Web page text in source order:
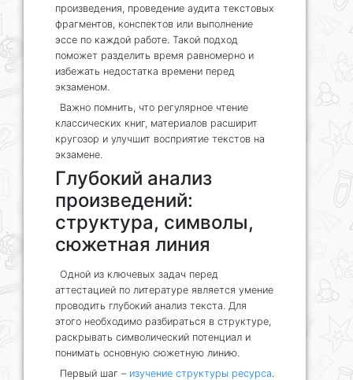
произведения, проведение аудита текстовых
фрагментов, конспектов или выполнение
эссе по каждой работе. Такой подход
поможет разделить время равномерно и
избежать недостатка времени перед
экзаменом.
Важно помнить, что регулярное чтение
классических книг, материалов расширит
кругозор и улучшит восприятие текстов на
экзамене.
Глубокий анализ
произведений:
структура, символы,
сюжетная линия
Одной из ключевых задач перед
аттестацией по литературе является умение
проводить глубокий анализ текста. Для
этого необходимо разбираться в структуре,
раскрывать символический потенциал и
понимать основную сюжетную линию.
Первый шаг – изучение структуры ресурса